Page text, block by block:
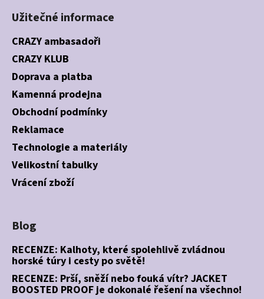
Užitečné informace
CRAZY ambasadoři
CRAZY KLUB
Doprava a platba
Kamenná prodejna
Obchodní podmínky
Reklamace
Technologie a materiály
Velikostní tabulky
Vrácení zboží
Blog
RECENZE: Kalhoty, které spolehlivě zvládnou
horské túry i cesty po světě!
RECENZE: Prší, sněží nebo fouká vítr? JACKET
BOOSTED PROOF je dokonalé řešení na všechno!